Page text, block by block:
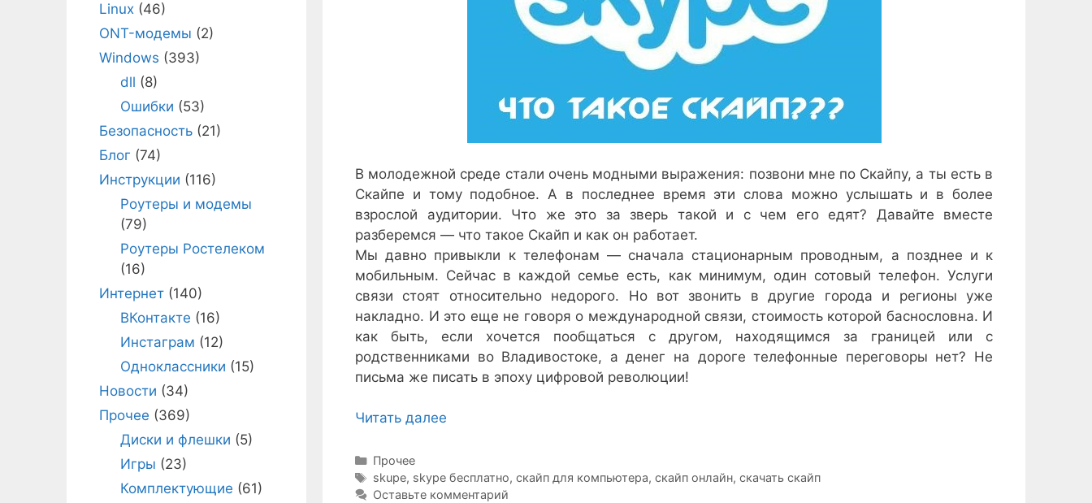
В молодежной среде стали очень модными выражения: позвони мне по Скайпу, а ты есть в
Скайпе и тому подобное. А в последнее время эти слова можно услышать и в более
взрослой аудитории. Что же это за зверь такой и с чем его едят? Давайте вместе
разберемся — что такое Скайп и как он работает.
Мы давно привыкли к телефонам — сначала стационарным проводным, а позднее и к
мобильным. Сейчас в каждой семье есть, как минимум, один сотовый телефон. Услуги
связи стоят относительно недорого. Но вот звонить в другие города и регионы уже
накладно. И это еще не говоря о международной связи, стоимость которой баснословна. И
как быть, если хочется пообщаться с другом, находящимся за границей или с
родственниками во Владивостоке, а денег на дороге телефонные переговоры нет? Не
письма же писать в эпоху цифровой революции!
Читать далее
Рубрики
Прочее
Метки
skupe, skype бесплатно, скайп для компьютера, скайп онлайн, скачать скайп
Оставьте комментарий
Linux (46)
ONT-модемы (2)
Windows (393)
dll (8)
Ошибки (53)
Безопасность (21)
Блог (74)
Инструкции (116)
Роутеры и модемы
(79)
Роутеры Ростелеком
(16)
Интернет (140)
ВКонтакте (16)
Инстаграм (12)
Одноклассники (15)
Новости (34)
Прочее (369)
Диски и флешки (5)
Игры (23)
Комплектующие (61)